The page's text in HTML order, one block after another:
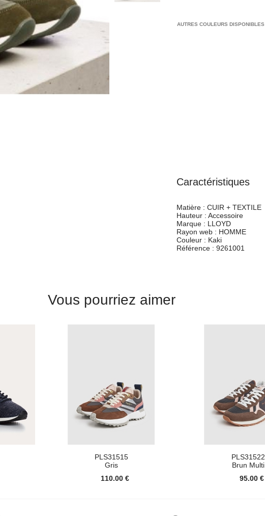
AUTRES COULEURS DISPONIBLES
Caractéristiques
Matière : CUIR + TEXTILE
Hauteur : Accessoire
Marque : LLOYD
Rayon web : HOMME
Couleur : Kaki
Référence : 9261001
Vous pourriez aimer
PLS31515
Gris
110.00 €
PLS31522
Brun Multi
95.00 €